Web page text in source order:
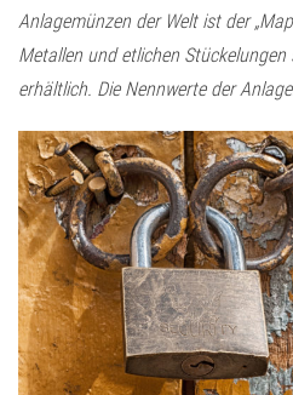
Anlagemünzen der Welt ist der
Metallen und etlichen
erhältlich. Die Nennwerte der